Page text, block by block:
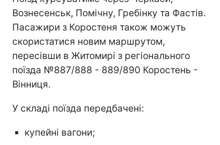
Вознесенськ, Помічну, Гребінку та Фастів.
Пасажири з Коростеня також можуть
скористатися новим маршрутом,
пересівши в Житомирі з регіонального
поїзда №887/888 - 889/890 Коростень -
Вінниця.
У складі поїзда передбачені:
купейні вагони;